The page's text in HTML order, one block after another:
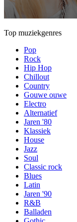
Top muziekgenres
Pop
Rock
Hip Hop
Chillout
Country
Gouwe ouwe
Electro
Alternatief
Jaren '80
Klassiek
House
Jazz
Soul
Classic rock
Blues
Latin
Jaren '90
R&B
Balladen